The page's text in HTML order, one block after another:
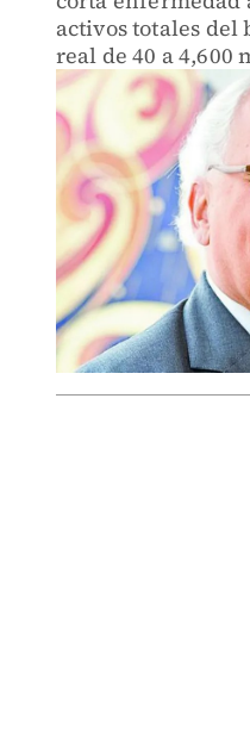
activos totales
real de 40 a 4,600